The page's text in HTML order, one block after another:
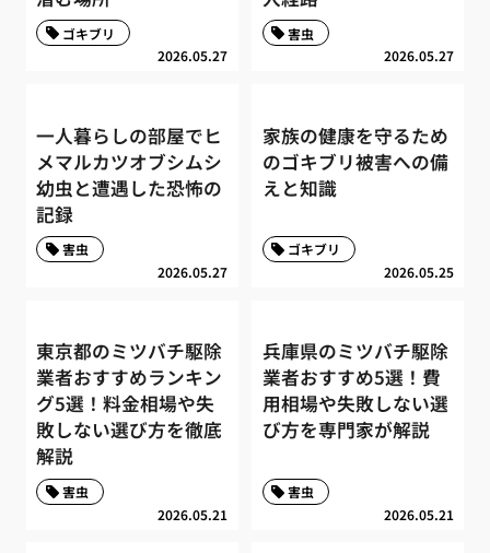
2026.05.27
ゴキブリ
2026.05.27
害虫
一人暮らしの部屋でヒ
メマルカツオブシムシ
幼虫と遭遇した恐怖の
記録
2026.05.27
害虫
家族の健康を守るため
のゴキブリ被害への備
えと知識
2026.05.25
ゴキブリ
東京都のミツバチ駆除
業者おすすめランキン
グ5選！料金相場や失
敗しない選び方を徹底
解説
2026.05.21
害虫
兵庫県のミツバチ駆除
業者おすすめ5選！費
用相場や失敗しない選
び方を専門家が解説
2026.05.21
害虫